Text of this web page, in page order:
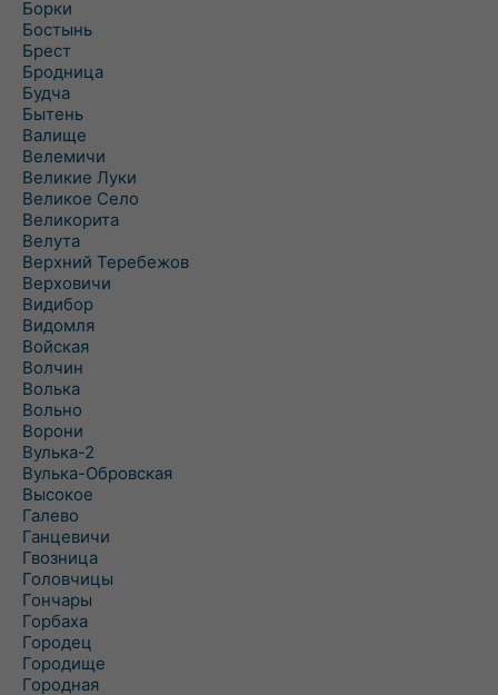
Борки
Бостынь
Брест
Бродница
Будча
Бытень
Валище
Велемичи
Великие Луки
Великое Село
Великорита
Велута
Верхний Теребежов
Верховичи
Видибор
Видомля
Войская
Волчин
Волька
Вольно
Ворони
Вулька-2
Вулька-Обровская
Высокое
Галево
Ганцевичи
Гвозница
Головчицы
Гончары
Горбаха
Городец
Городище
Городная